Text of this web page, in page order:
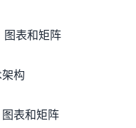
表和矩阵
构
表和矩阵